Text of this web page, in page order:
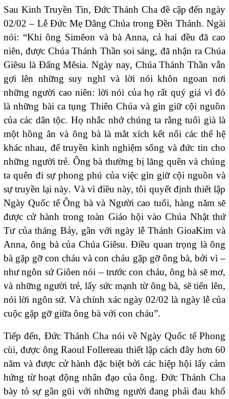
Sau Kinh Truyền Tin, Đức Thánh Cha đề cập đến ngày
02/02 – Lễ Đức Mẹ Dâng Chúa trong Đền Thánh. Ngài
nói: “Khi ông Simêon và bà Anna, cả hai đều đã cao
niên, được Chúa Thánh Thần soi sáng, đã nhận ra Chúa
Giêsu là Đấng Mêsia. Ngày nay, Chúa Thánh Thần vẫn
gợi lên những suy nghĩ và lời nói khôn ngoan nơi
những người cao niên: lời nói của họ rất quý giá vì đó
là những bài ca tụng Thiên Chúa và gìn giữ cội nguồn
của các dân tộc. Họ nhắc nhở chúng ta rằng tuổi già là
một hồng ân và ông bà là mắt xích kết nối các thế hệ
khác nhau, để truyền kinh nghiệm sống và đức tin cho
những người trẻ. Ông bà thường bị lãng quên và chúng
ta quên đi sự phong phú của việc gìn giữ cội nguồn và
sự truyền lại này. Và vì điều này, tôi quyết định thiết lập
Ngày Quốc tế Ông bà và Người cao tuổi, hàng năm sẽ
được cử hành trong toàn Giáo hội vào Chúa Nhật thứ
Tư của tháng Bảy, gần với ngày lễ Thánh GioaKim và
Anna, ông bà của Chúa Giêsu. Điều quan trọng là ông
bà gặp gỡ con cháu và con cháu gặp gỡ ông bà, bởi vì –
như ngôn sứ Giôen nói – trước con cháu, ông bà sẽ mơ,
và những người trẻ, lấy sức mạnh từ ông bà, sẽ tiến lên,
nói lời ngôn sứ. Và chính xác ngày 02/02 là ngày lễ của
cuộc gặp gỡ giữa ông bà với con cháu”.
Tiếp đến, Đức Thánh Cha nói về Ngày Quốc tế Phong
cùi, được ông Raoul Follereau thiết lập cách đây hơn 60
năm và được cử hành đặc biệt bởi các hiệp hội lấy cảm
hứng từ hoạt động nhân đạo của ông. Đức Thánh Cha
bày tỏ sự gần gũi với những người đang phải đau khổ